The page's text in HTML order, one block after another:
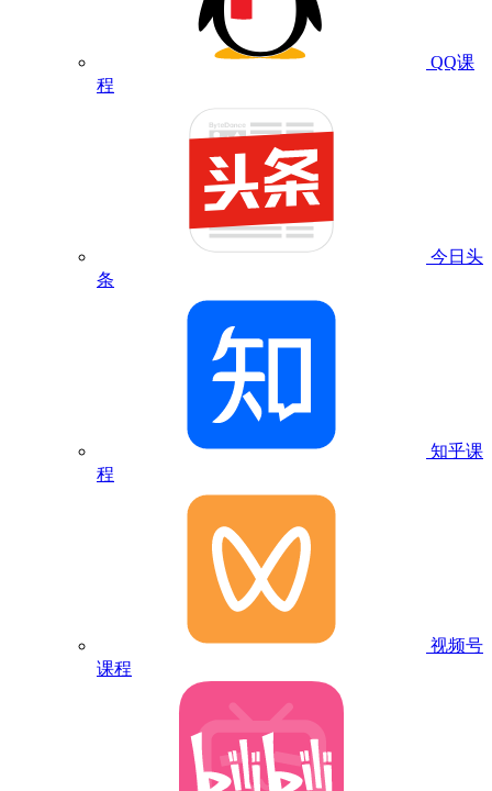
QQ课
程
今日头
条
知乎课
程
视频号
课程